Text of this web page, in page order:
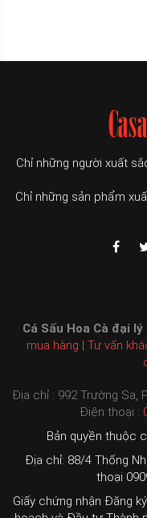
Chỉ những người xuất
Chỉ những sản phẩm
Cá Sấu Hoa Cà đại lý
mua hàng | Tư vấn
Địa chỉ : 992 Trường Sa,
Điện thoại :
Bản quyền thuộc
Địa chỉ: 88/4 Thống
thoại
Giấy chứng nhận Đăng